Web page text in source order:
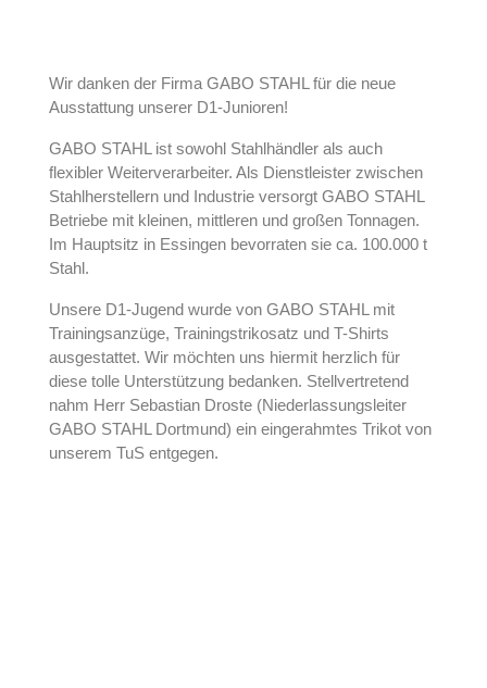
Wir danken der Firma GABO STAHL für die neue
Ausstattung unserer D1-Junioren!
GABO STAHL ist sowohl Stahlhändler als auch
flexibler Weiterverarbeiter. Als Dienstleister zwischen
Stahlherstellern und Industrie versorgt GABO STAHL
Betriebe mit kleinen, mittleren und großen Tonnagen.
Im Hauptsitz in Essingen bevorraten sie ca. 100.000 t
Stahl.
Unsere D1-Jugend wurde von GABO STAHL mit
Trainingsanzüge, Trainingstrikosatz und T-Shirts
ausgestattet. Wir möchten uns hiermit herzlich für
diese tolle Unterstützung bedanken. Stellvertretend
nahm Herr Sebastian Droste (Niederlassungsleiter
GABO STAHL Dortmund) ein eingerahmtes Trikot von
unserem TuS entgegen.